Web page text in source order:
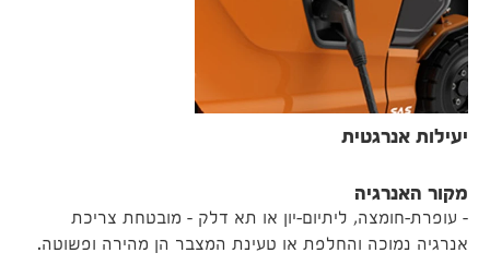
יעילות אנרגטית
מקור האנרגיה
– עופרת-חומצה, ליתיום-יון או תא דלק – מובטחת צריכת
אנרגיה נמוכה והחלפת או טעינת המצבר הן מהירה ופשוטה.